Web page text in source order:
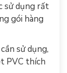
sử dụng rất
gói hàng
sử dụng,
PVC thích